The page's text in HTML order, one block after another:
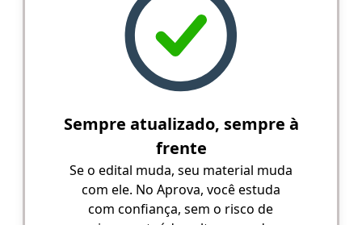
Sempre atualizado, sempre à
frente
Se o edital muda, seu material muda
com ele. No Aprova, você estuda
com confiança, sem o risco de